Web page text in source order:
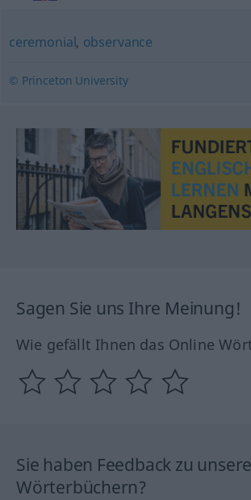
ceremonial, observance
© Princeton University
Sagen Sie uns Ihre Meinung!
Wie gefällt Ihnen das Online
Sie haben Feedback zu
Wörterbüchern?